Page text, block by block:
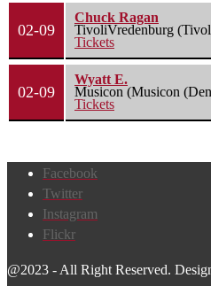
02-09
Chuck Ragan
TivoliVredenburg
Tickets
02-09
Wyatt E.
Musicon (Musicon
Tickets
Facebook
Twitter
Instagram
Flickr
@2023 - All Right Reserved.